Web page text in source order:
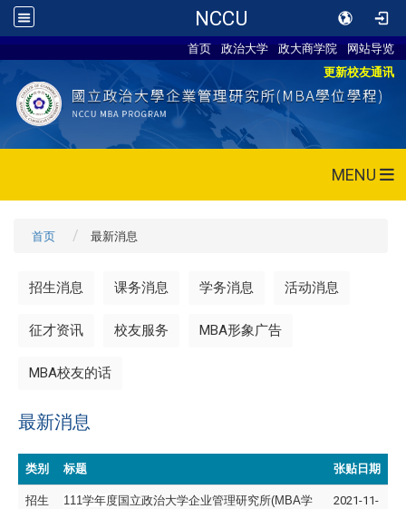
NCCU
首页 政治大学 政大商学院
网站导览
更新校友通讯
MENU
首页 最新消息
招生消息 课务消息 学务消息 活动消息
征才资讯 校友服务 MBA形象广告
MBA校友的话
最新消息
类别 标题 张贴日期
招生
111学年度国立政治大学企业管理研究所(MBA学
2021-11-